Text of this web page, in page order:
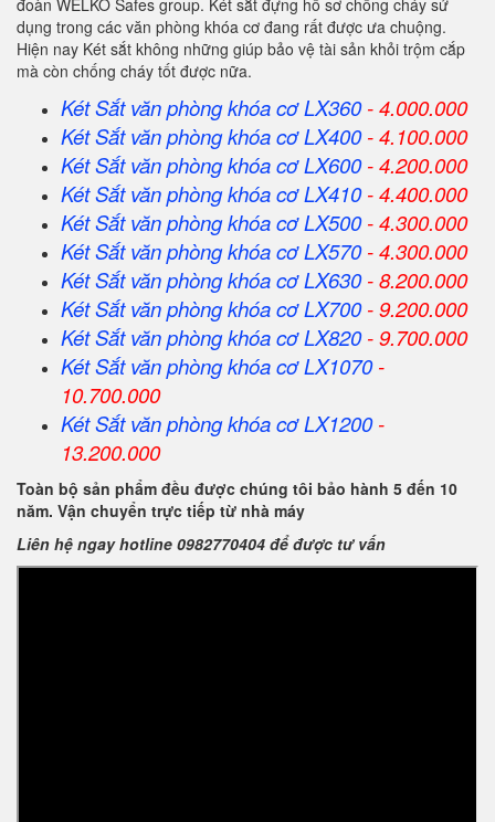
đoàn WELKO Safes group. Két sắt đựng hồ sơ chống cháy sử
dụng trong các văn phòng khóa cơ đang rất được ưa chuộng.
Hiện nay Két sắt không những giúp bảo vệ tài sản khỏi trộm cắp
mà còn chống cháy tốt được nữa.
Két Sắt văn phòng khóa cơ LX360- 4.000.000
Két Sắtvăn phòng khóa cơLX400- 4.100.000
Két Sắtvăn phòng khóa cơLX600- 4.200.000
Két Sắtvăn phòng khóa cơLX410- 4.400.000
Két Sắtvăn phòng khóa cơLX500- 4.300.000
Két Sắtvăn phòng khóa cơLX570- 4.300.000
Két Sắtvăn phòng khóa cơLX630- 8.200.000
Két Sắtvăn phòng khóa cơLX700- 9.200.000
Két Sắtvăn phòng khóa cơLX820- 9.700.000
Két Sắtvăn phòng khóa cơLX1070-
10.700.000
Két Sắtvăn phòng khóa cơLX1200-
13.200.000
Toàn bộ sản phẩm đều được chúng tôi bảo hành 5 đến 10
năm. Vận chuyển trực tiếp từ nhà máy
Liên hệ ngay hotline 0982770404 để được tư vấn